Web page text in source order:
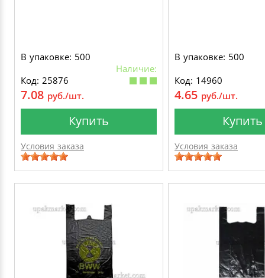
В упаковке: 500
Наличие:
Код: 25876
7.08 руб./шт.
Купить
Условия заказа
В упаковке: 500
Код: 14960
4.65 руб./шт.
Купить
Условия заказа